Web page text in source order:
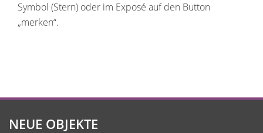
Symbol (Stern) oder im Exposé auf den Button
„merken“.
NEUE OBJEKTE